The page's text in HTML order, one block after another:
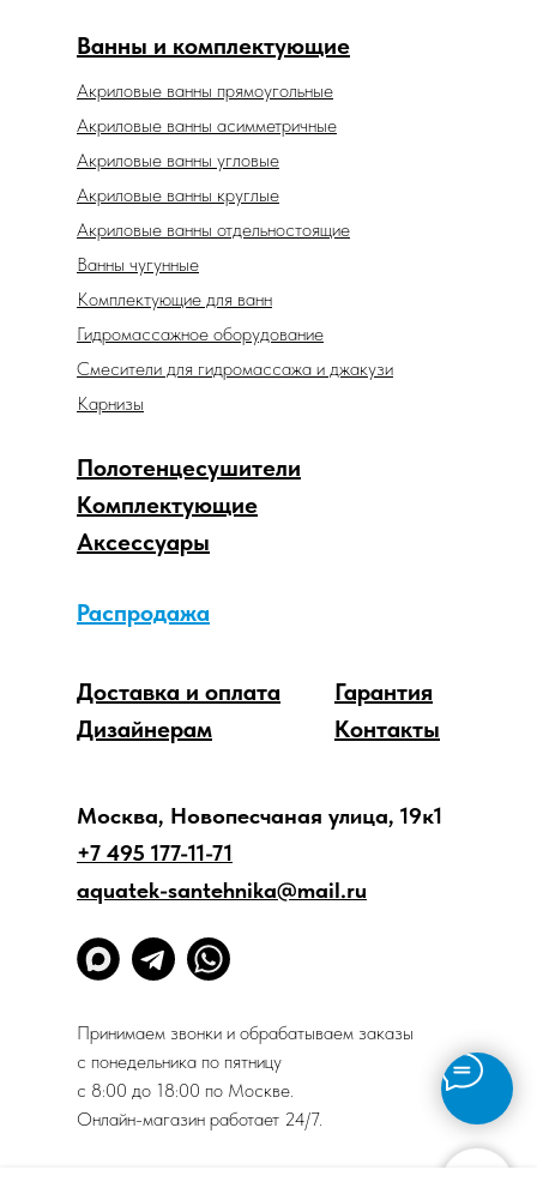
Ванны и комплектующие
Акриловые ванны прямоугольные
Аксессуары
Распродажа
Комплектующие
Дизайнерам
Доставка и оплата
Гарантия
Контакты
Акриловые ванны отдельностоящие
Акриловые ванны асимметричные
Акриловые ванны угловые
Акриловые ванны круглые
Ванны чугунные
Комплектующие для ванн
Гидромассажное оборудование
Смесители для гидромассажа и джакузи
Карнизы
Полотенцесушители
Москва, Новопесчаная улица, 19к1
+7 495 177-11-71
aquatek-santehnika@mail.ru
Принимаем звонки и обрабатываем заказы
с понедельника по пятницу
с 8:00 до 18:00 по Москве.
Онлайн-магазин работает 24/7.